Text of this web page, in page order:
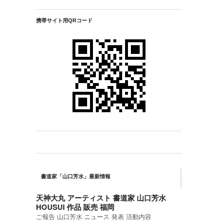
携帯サイト用QRコード
書道家「山口芳水」最新情報
天神大丸 アーティスト 書道家 山口芳水
HOUSUI 作品 販売 福岡
ご報告 山口芳水 ニュース 発表 活動内容